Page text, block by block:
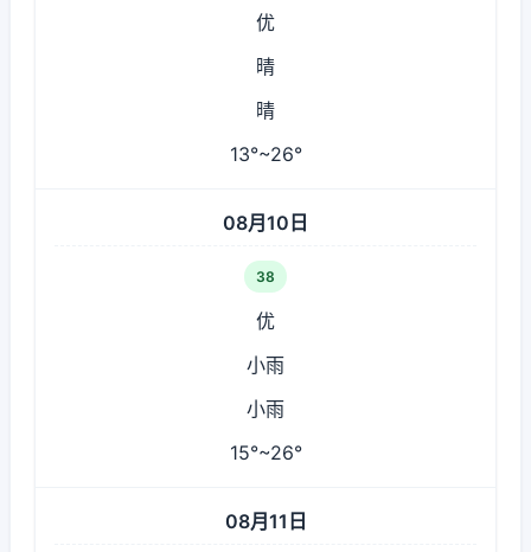
优
晴
晴
13°~26°
08月10日
38
优
小雨
小雨
15°~26°
08月11日